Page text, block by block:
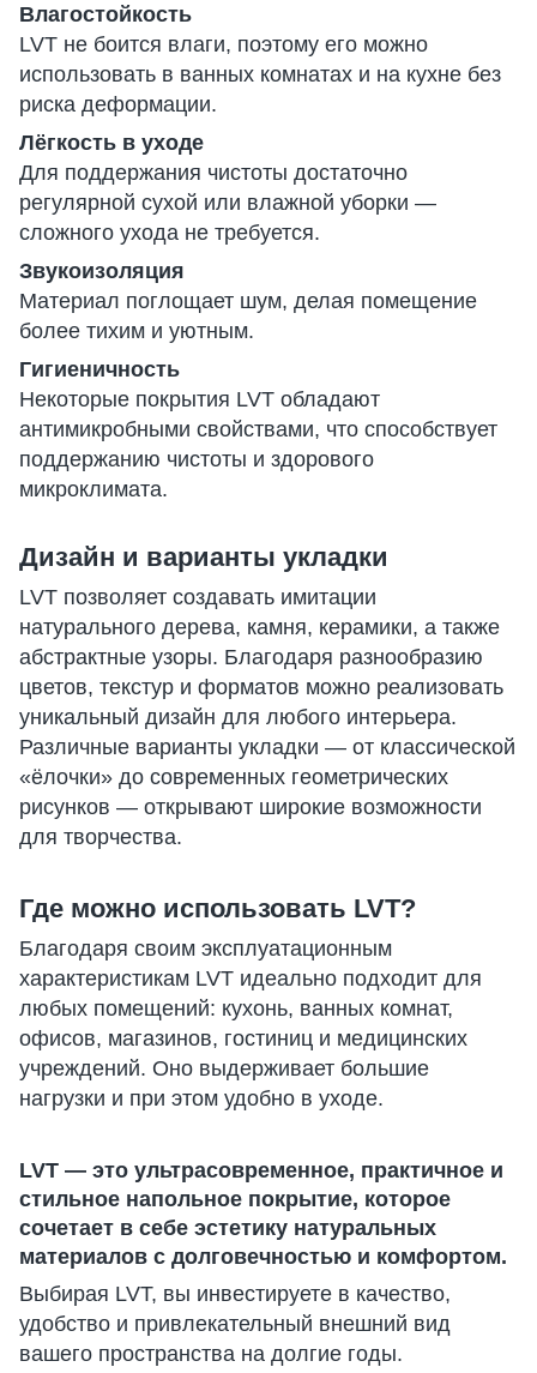
Влагостойкость
LVT не боится влаги, поэтому его можно
использовать в ванных комнатах и на кухне без
риска деформации.
Лёгкость в уходе
Для поддержания чистоты достаточно
регулярной сухой или влажной уборки —
сложного ухода не требуется.
Звукоизоляция
Материал поглощает шум, делая помещение
более тихим и уютным.
Гигиеничность
Некоторые покрытия LVT обладают
антимикробными свойствами, что способствует
поддержанию чистоты и здорового
микроклимата.
Дизайн и варианты укладки
LVT позволяет создавать имитации
натурального дерева, камня, керамики, а также
абстрактные узоры. Благодаря разнообразию
цветов, текстур и форматов можно реализовать
уникальный дизайн для любого интерьера.
Различные варианты укладки — от классической
«ёлочки» до современных геометрических
рисунков — открывают широкие возможности
для творчества.
Где можно использовать LVT?
Благодаря своим эксплуатационным
характеристикам LVT идеально подходит для
любых помещений: кухонь, ванных комнат,
офисов, магазинов, гостиниц и медицинских
учреждений. Оно выдерживает большие
нагрузки и при этом удобно в уходе.
LVT — это ультрасовременное, практичное и
стильное напольное покрытие, которое
сочетает в себе эстетику натуральных
материалов с долговечностью и комфортом.
Выбирая LVT, вы инвестируете в качество,
удобство и привлекательный внешний вид
вашего пространства на долгие годы.